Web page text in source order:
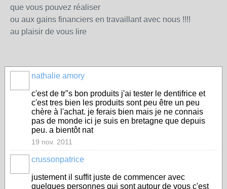
que vous pouvez réaliser
ou aux gains financiers en travaillant avec nous !!!!
au plaisir de vous lire
nathalie amory
c'est de tr"s bon produits j'ai tester le dentifrice et
c'est tres bien les produits sont peu être un peu
chère à l'achat. je ferais bien mais je ne connais
pas de monde ici je suis en bretagne que depuis
peu. a bientôt nat
19 nov. 2011
crussonpatrice
justement il suffit juste de commencer avec
quelques personnes qui sont autour de vous c'est